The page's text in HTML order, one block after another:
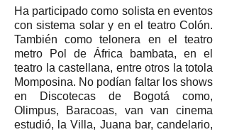
Ha participado como solista en eventos
con sistema solar y en el teatro Colón.
También como telonera en el teatro
metro Pol de África bambata, en el
teatro la castellana, entre otros la totola
Momposina. No podían faltar los shows
en Discotecas de Bogotá como,
Olimpus, Baracoas, van van cinema
estudió, la Villa, Juana bar, candelario,